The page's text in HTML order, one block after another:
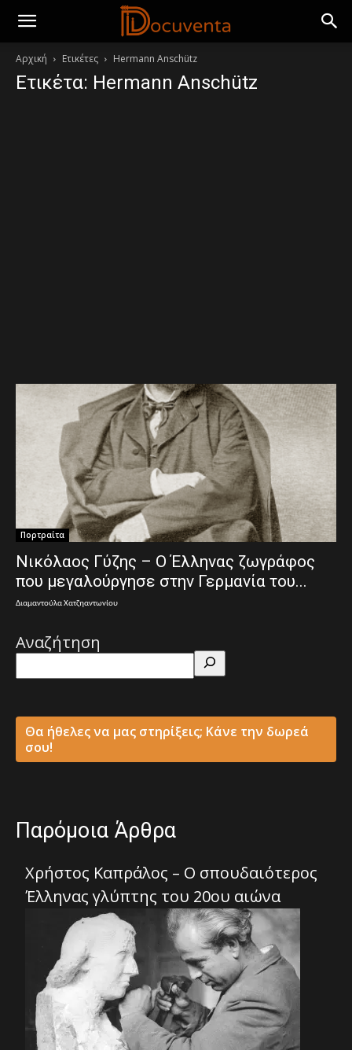
Αρχική Ετικέτες Hermann Anschütz
Ετικέτα: Hermann Anschütz
Πορτραίτα
Νικόλαος Γύζης – Ο Έλληνας ζωγράφος
που μεγαλούργησε στην Γερμανία του...
Διαμαντούλα Χατζηαντωνίου
Αναζήτηση
Θα ήθελες να μας στηρίξεις; Κάνε την δωρεά
σου!
Παρόμοια Άρθρα
Χρήστος Καπράλος – Ο σπουδαιότερος
Έλληνας γλύπτης του 20ου αιώνα